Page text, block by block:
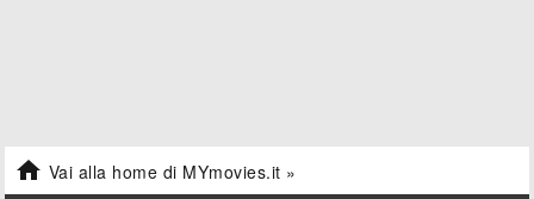
 Vai alla home di MYmovies.it »